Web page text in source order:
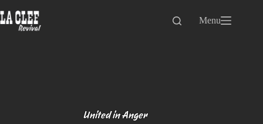
au
contenu
Menu
United in Anger